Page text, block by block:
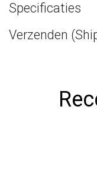
Specificaties
Verzenden